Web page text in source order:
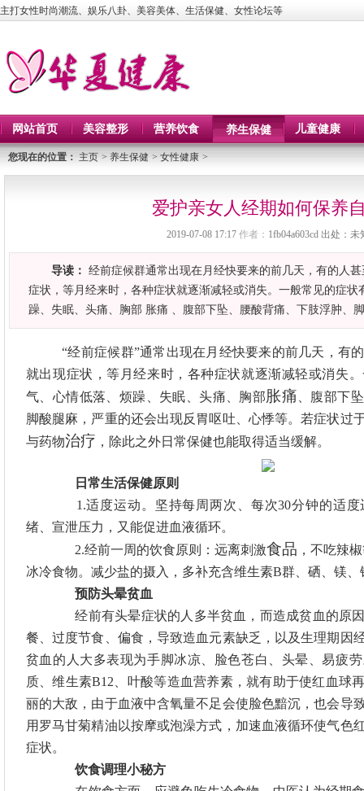
主打女性时尚潮流、娱乐八卦、美容美体、生活保健、女性论坛等
网站首页 美容整形 营养饮食 养生保健 儿童健康
您现在的位置： 主页 > 养生保健 > 女性健康 >
爱护亲女人经期如何保养
2019-07-08 17:17 作者： 1fb04a603cd 出处：未
导读： 经前症候群通常出现在月经快要来的前几天，有的人
症状，等月经来时，各种症状就逐渐减轻或消失。一般常见的症状
躁、失眠、头痛、胸部 胀痛 、腹部下坠、腰酸背痛、下肢浮肿、
“经前症候群”通常出现在月经快要来的前几天，有
就出现症状，等月经来时，各种症状就逐渐减轻或消失
气、心情低落、烦躁、失眠、头痛、胸部胀痛 、腹部下
脚酸腿麻，严重的还会出现反胃呕吐、心悸等。若症状过
与药物治疗 ，除此之外日常保健也能取得适当缓解。
日常生活保健原则
1.适度运动。坚持每周两次、每次30分钟的适
绪、宣泄压力，又能促进血液循环。
2.经前一周的饮食原则：远离刺激食品 ，不吃辣
冰冷食物。减少盐的摄入，多补充含维生素B群、硒、镁、
预防头晕贫血
经前有头晕症状的人多半贫血，而造成贫血的原
餐、过度节食、偏食，导致造血元素缺乏，以及生理期因
贫血的人大多表现为手脚冰凉、脸色苍白、头晕、易疲
质、维生素B12、叶酸等造血营养素，就有助于使红血球
丽的大敌，由于血液中含氧量不足会使脸色黯沉，也会导
用罗马甘菊精油以按摩或泡澡方式，加速血液循环使气色
症状。
饮食调理小秘方